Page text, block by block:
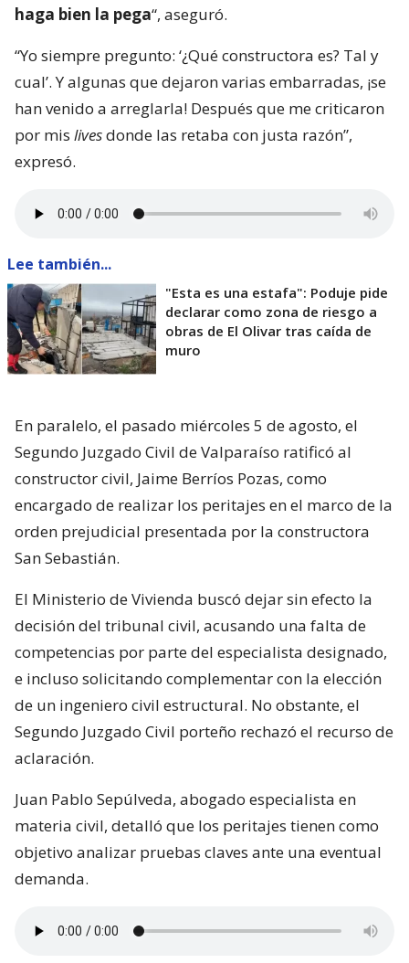
haga bien la pega“, aseguró.
“Yo siempre pregunto: ‘¿Qué constructora es? Tal y
cual’. Y algunas que dejaron varias embarradas, ¡se
han venido a arreglarla! Después que me criticaron
por mis livesdonde las retaba con justa razón”,
expresó.
Lee también...
"Esta es una estafa": Poduje pide
declarar como zona de riesgo a
obras de El Olivar tras caída de
muro
En paralelo, el pasado miércoles 5 de agosto, el
Segundo Juzgado Civil de Valparaíso ratificó al
constructor civil, Jaime Berríos Pozas, como
encargado de realizar los peritajes en el marco de la
orden prejudicial presentada por la constructora
San Sebastián.
El Ministerio de Vivienda buscó dejar sin efecto la
decisión del tribunal civil, acusando una falta de
competencias por parte del especialista designado,
e incluso solicitando complementar con la elección
de un ingeniero civil estructural. No obstante, el
Segundo Juzgado Civil porteño rechazó el recurso de
aclaración.
Juan Pablo Sepúlveda, abogado especialista en
materia civil, detalló que los peritajes tienen como
objetivo analizar pruebas claves ante una eventual
demanda.